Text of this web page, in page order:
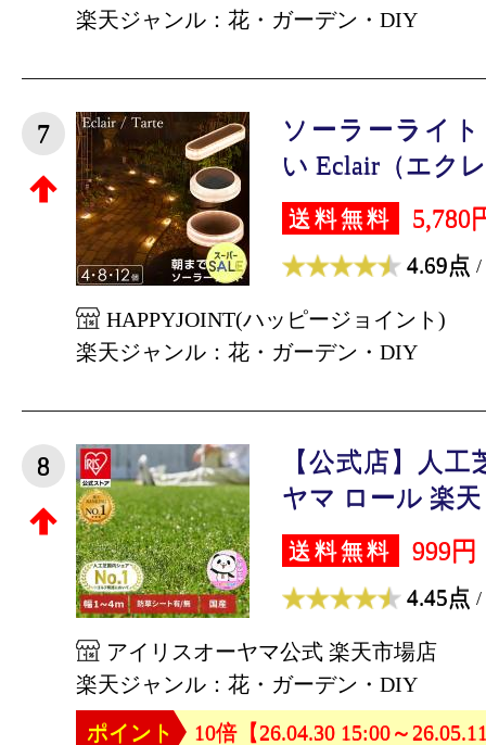
楽天ジャンル：花・ガーデン・DIY
7
ソーラーライ
い Eclair（エク
送料無料 5,780
4.69点 /
HAPPYJOINT(ハッピージョイント)
楽天ジャンル：花・ガーデン・DIY
8
【公式店】人
ヤマ ロール 楽天
送料無料 999円
4.45点 /
アイリスオーヤマ公式 楽天市場店
楽天ジャンル：花・ガーデン・DIY
ポイント
10倍【26.04.30 15:00～